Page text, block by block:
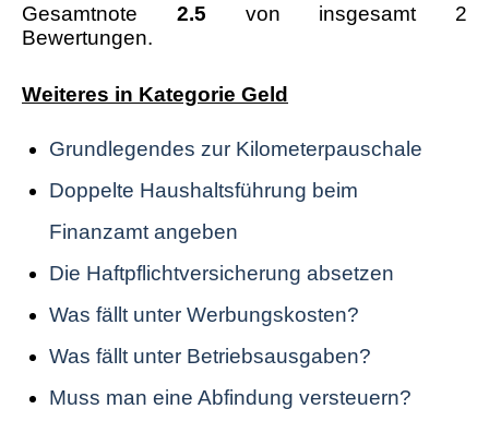
Gesamtnote 2.5 von insgesamt 2
Bewertungen.
Weiteres in Kategorie Geld
Grundlegendes zur Kilometerpauschale
Doppelte Haushaltsführung beim
Finanzamt angeben
Die Haftpflichtversicherung absetzen
Was fällt unter Werbungskosten?
Was fällt unter Betriebsausgaben?
Muss man eine Abfindung versteuern?